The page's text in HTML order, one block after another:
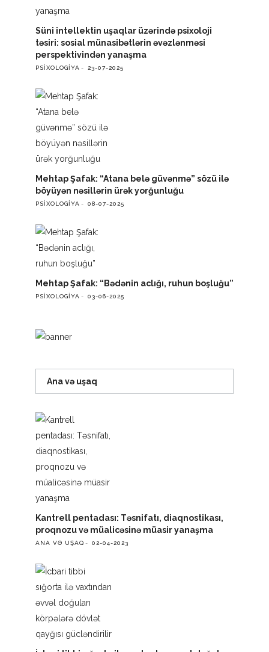
Süni intellektin uşaqlar üzərində psixoloji
təsiri: sosial münasibətlərin əvəzlənməsi
perspektivindən yanaşma
PSIXOLOGIYA 23-07-2025
Mehtap Şafak: “Atana belə güvənmə” sözü ilə
böyüyən nəsillərin ürək yorğunluğu
PSIXOLOGIYA 08-07-2025
Mehtap Şafak: “Bədənin aclığı, ruhun boşluğu”
PSIXOLOGIYA 03-06-2025
Ana və uşaq
Kantrell pentadası: Təsnifatı, diaqnostikası,
proqnozu və müalicəsinə müasir yanaşma
ANA VƏ UŞAQ 02-04-2023